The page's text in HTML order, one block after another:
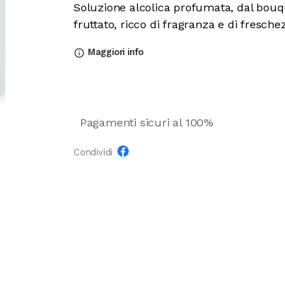
Soluzione alcolica profumata, dal
fruttato, ricco di fragranza e di
info_outline Maggiori info
Pagamenti sicuri al 100%
Condividi